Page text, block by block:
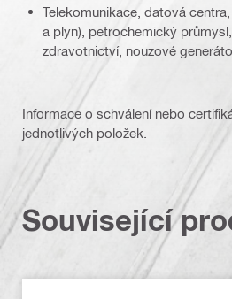
Telekomunikace, datová
a plyn), petrochemický
zdravotnictví, nouzové
Informace o schválení nebo
jednotlivých položek.
Související